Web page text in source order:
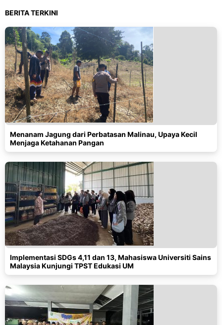
BERITA TERKINI
Menanam Jagung dari Perbatasan Malinau, Upaya Kecil
Menjaga Ketahanan Pangan
Implementasi SDGs 4,11 dan 13, Mahasiswa Universiti Sains
Malaysia Kunjungi TPST Edukasi UM